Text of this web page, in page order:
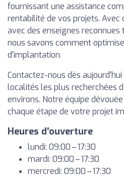
fournissant une assistance
rentabilité de vos projets. Avec
avec des enseignes reconnues
nous savons comment
d'implantation.
Contactez-nous dès
localités les plus recherchées
environs. Notre équipe
chaque étape de votre projet
Heures d'ouverture
lundi: 09:00 – 17:30
mardi: 09:00 – 17:30
mercredi: 09:00 – 17:30